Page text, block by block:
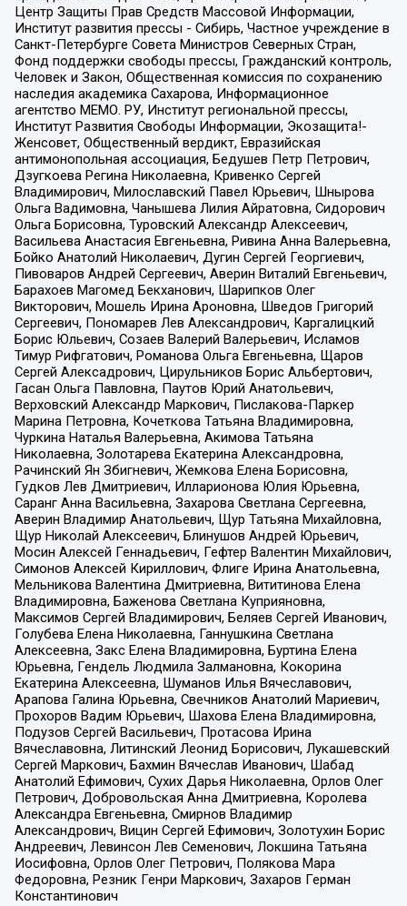
Центр Защиты Прав Средств Массовой Информации,
Институт развития прессы - Сибирь, Частное учреждение в
Санкт-Петербурге Совета Министров Северных Стран,
Фонд поддержки свободы прессы, Гражданский контроль,
Человек и Закон, Общественная комиссия по сохранению
наследия академика Сахарова, Информационное
агентство МЕМО. РУ, Институт региональной прессы,
Институт Развития Свободы Информации, Экозащита!-
Женсовет, Общественный вердикт, Евразийская
антимонопольная ассоциация, Бедушев Петр Петрович,
Дзугкоева Регина Николаевна, Кривенко Сергей
Владимирович, Милославский Павел Юрьевич, Шнырова
Ольга Вадимовна, Чанышева Лилия Айратовна, Сидорович
Ольга Борисовна, Туровский Александр Алексеевич,
Васильева Анастасия Евгеньевна, Ривина Анна Валерьевна,
Бойко Анатолий Николаевич, Дугин Сергей Георгиевич,
Пивоваров Андрей Сергеевич, Аверин Виталий Евгеньевич,
Барахоев Магомед Бекханович, Шарипков Олег
Викторович, Мошель Ирина Ароновна, Шведов Григорий
Сергеевич, Пономарев Лев Александрович, Каргалицкий
Борис Юльевич, Созаев Валерий Валерьевич, Исламов
Тимур Рифгатович, Романова Ольга Евгеньевна, Щаров
Сергей Алексадрович, Цирульников Борис Альбертович,
Гасан Ольга Павловна, Паутов Юрий Анатольевич,
Верховский Александр Маркович, Пислакова-Паркер
Марина Петровна, Кочеткова Татьяна Владимировна,
Чуркина Наталья Валерьевна, Акимова Татьяна
Николаевна, Золотарева Екатерина Александровна,
Рачинский Ян Збигневич, Жемкова Елена Борисовна,
Гудков Лев Дмитриевич, Илларионова Юлия Юрьевна,
Саранг Анна Васильевна, Захарова Светлана Сергеевна,
Аверин Владимир Анатольевич, Щур Татьяна Михайловна,
Щур Николай Алексеевич, Блинушов Андрей Юрьевич,
Мосин Алексей Геннадьевич, Гефтер Валентин Михайлович,
Симонов Алексей Кириллович, Флиге Ирина Анатольевна,
Мельникова Валентина Дмитриевна, Вититинова Елена
Владимировна, Баженова Светлана Куприяновна,
Максимов Сергей Владимирович, Беляев Сергей Иванович,
Голубева Елена Николаевна, Ганнушкина Светлана
Алексеевна, Закс Елена Владимировна, Буртина Елена
Юрьевна, Гендель Людмила Залмановна, Кокорина
Екатерина Алексеевна, Шуманов Илья Вячеславович,
Арапова Галина Юрьевна, Свечников Анатолий Мариевич,
Прохоров Вадим Юрьевич, Шахова Елена Владимировна,
Подузов Сергей Васильевич, Протасова Ирина
Вячеславовна, Литинский Леонид Борисович, Лукашевский
Сергей Маркович, Бахмин Вячеслав Иванович, Шабад
Анатолий Ефимович, Сухих Дарья Николаевна, Орлов Олег
Петрович, Добровольская Анна Дмитриевна, Королева
Александра Евгеньевна, Смирнов Владимир
Александрович, Вицин Сергей Ефимович, Золотухин Борис
Андреевич, Левинсон Лев Семенович, Локшина Татьяна
Иосифовна, Орлов Олег Петрович, Полякова Мара
Федоровна, Резник Генри Маркович, Захаров Герман
Константинович